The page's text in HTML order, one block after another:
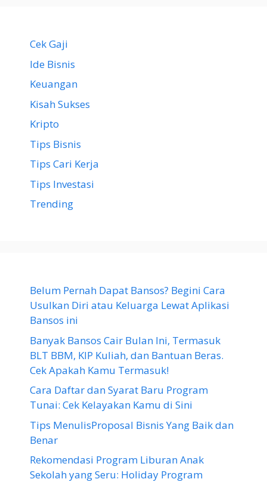
Cek Gaji
Ide Bisnis
Keuangan
Kisah Sukses
Kripto
Tips Bisnis
Tips Cari Kerja
Tips Investasi
Trending
Belum Pernah Dapat Bansos? Begini Cara
Usulkan Diri atau Keluarga Lewat Aplikasi
Bansos ini
Banyak Bansos Cair Bulan Ini, Termasuk
BLT BBM, KIP Kuliah, dan Bantuan Beras.
Cek Apakah Kamu Termasuk!
Cara Daftar dan Syarat Baru Program
Tunai: Cek Kelayakan Kamu di Sini
Tips MenulisProposal Bisnis Yang Baik dan
Benar
Rekomendasi Program Liburan Anak
Sekolah yang Seru: Holiday Program